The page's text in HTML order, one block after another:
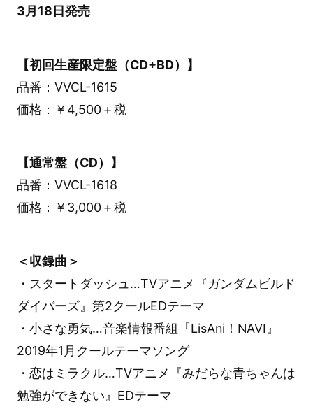
3月18日発売
【初回生産限定盤（CD+BD）】
品番：VVCL-1615
価格：￥4,500＋税
【通常盤（CD）】
品番：VVCL-1618
価格：￥3,000＋税
＜収録曲＞
・スタートダッシュ…TVアニメ『ガンダムビルド
ダイバーズ』第2クールEDテーマ
・小さな勇気…音楽情報番組『LisAni！NAVI』
2019年1月クールテーマソング
・恋はミラクル…TVアニメ『みだらな青ちゃんは
勉強ができない』EDテーマ